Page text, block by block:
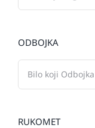
ODBOJKA
RUKOMET